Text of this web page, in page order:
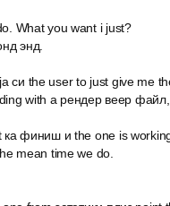
What you want i just?
энд.
the user to just give me
with a рендер веер
финиш и the one is
mean time we do.